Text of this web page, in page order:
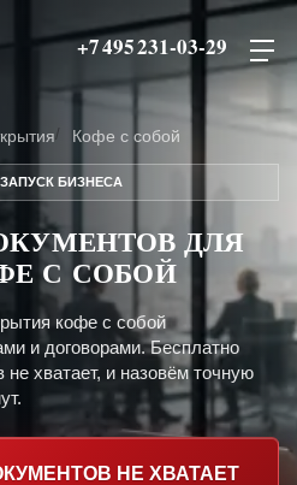
+7 495 231-03-29
Кофе с собой
БИЗНЕСА
ДЛЯ
С СОБОЙ
кофе с собой
и договорами. Бесплатно
хватает, и назовём точную
НЕ ХВАТАЕТ